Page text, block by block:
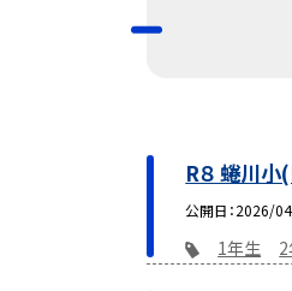
R８ 蜷川
公開日 2026/
1年生